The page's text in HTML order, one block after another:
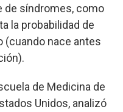
de síndromes, como
la probabilidad de
(cuando nace antes
de Medicina de
Unidos, analizó